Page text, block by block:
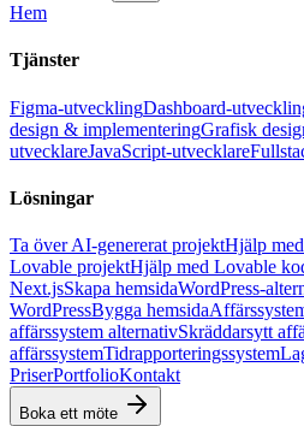
Hem
Tjänster
Figma-utvecklingDashboard-
design & implementeringGrafisk
utvecklareJavaScript-utvecklare
Lösningar
Ta över AI-genererat projektHjälp
Lovable projektHjälp med Lovable
Next.jsSkapa hemsidaWordPress-
WordPressBygga hemsida
affärssystem alternativSkräddarsytt
affärssystemTidrapporteringssystem
PriserPortfolioKontakt
Boka ett möte